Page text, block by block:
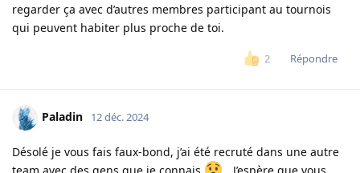
regarder ça avec d’autres membres participant au tournois
qui peuvent habiter plus proche de toi.
2 Répondre
Paladin 12 déc. 2024
Désolé je vous fais faux-bond, j’ai été recruté dans une autre